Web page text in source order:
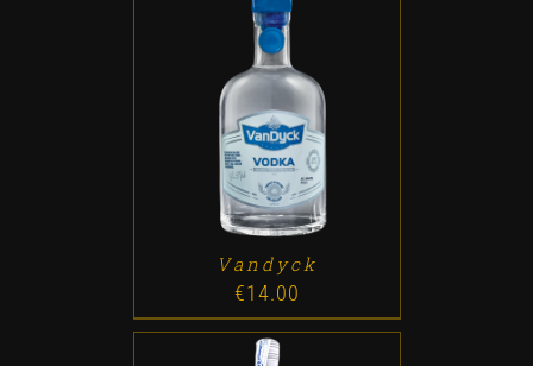
ADD TO CART / DETALLES
Vandyck
€14.00